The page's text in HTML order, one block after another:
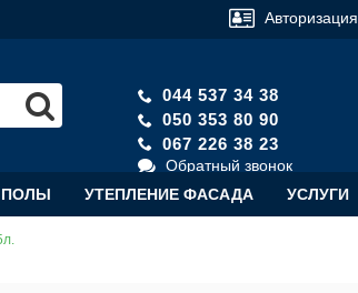
Авторизация
044 537 34 38
050 353 80 90
067 226 38 23
Обратный звонок
УТЕПЛЕНИЕ ФАСАДА УСЛУГИ